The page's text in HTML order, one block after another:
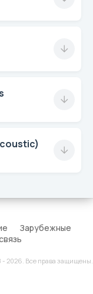
Зарубежные
- 2026. Все права защищены.